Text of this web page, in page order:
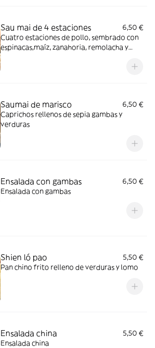
Sau mai de 4 estaciones
6,50 €
Cuatro estaciones de pollo, sembrado con
espinacas,maíz, zanahoria, remolacha y
Saumai de marisco
6,50 €
Caprichos rellenos de sepia gambas y
verduras
Ensalada con gambas
6,50 €
Ensalada con gambas
Shien ló pao
5,50 €
Pan chino frito relleno de verduras y lomo
Ensalada china
5,50 €
Ensalada china